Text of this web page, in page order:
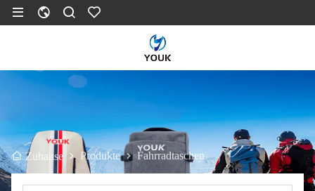
Zuhause Produkte Fahrradtaschen